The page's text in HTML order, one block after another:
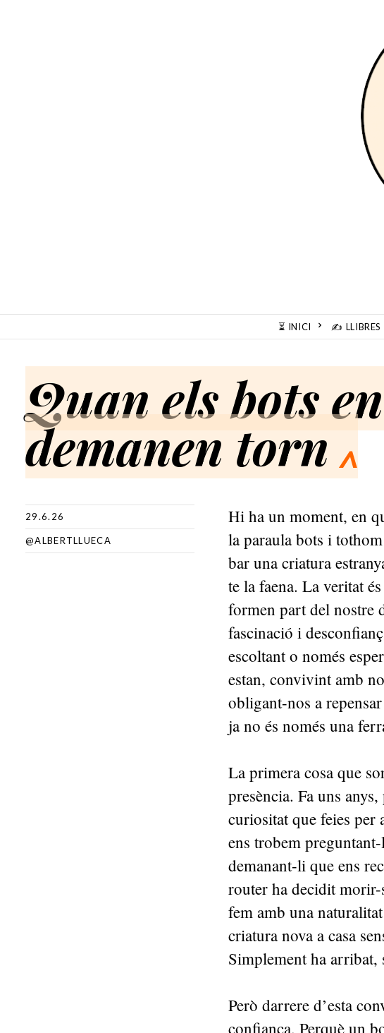
⏳ INICI ✍️ LLIBRES
Quan els bots
demanen torn ^
29.6.26
@ALBERTLLUECA
Hi ha un moment, en
la paraula bots i
bar una criatura
te la faena. La veritat
formen part del nostre
fascinació i
escoltant o només
estan, convivint amb
obligant-nos a
ja no és només una
La primera cosa que
presència. Fa uns
curiositat que feies
ens trobem
demanant-li que ens
router ha decidit morir-
fem amb una
criatura nova a casa
Simplement ha arribat,
Però darrere d’esta
confiança. Perquè un